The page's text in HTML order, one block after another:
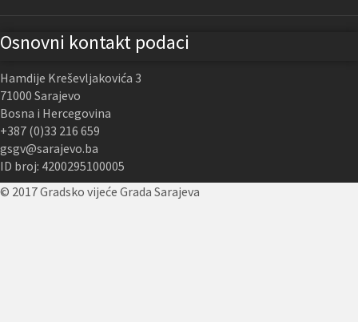
Osnovni kontakt podaci
Hamdije Kreševljakovića 3
71000 Sarajevo
Bosna i Hercegovina
+387 (0)33 216 659
gsgv@sarajevo.ba
ID broj: 4200295100005
© 2017 Gradsko vijeće Grada Sarajeva